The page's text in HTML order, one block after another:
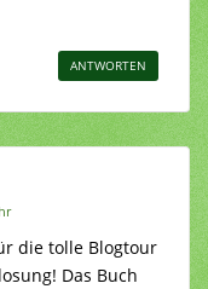
ANTWORTEN
die tolle Blogtour
Das Buch